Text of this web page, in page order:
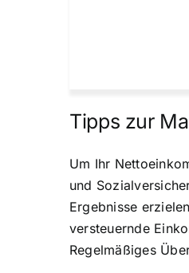
Tipps zur
Um Ihr
und
Ergebnisse
versteuernde
Regelmäßiges